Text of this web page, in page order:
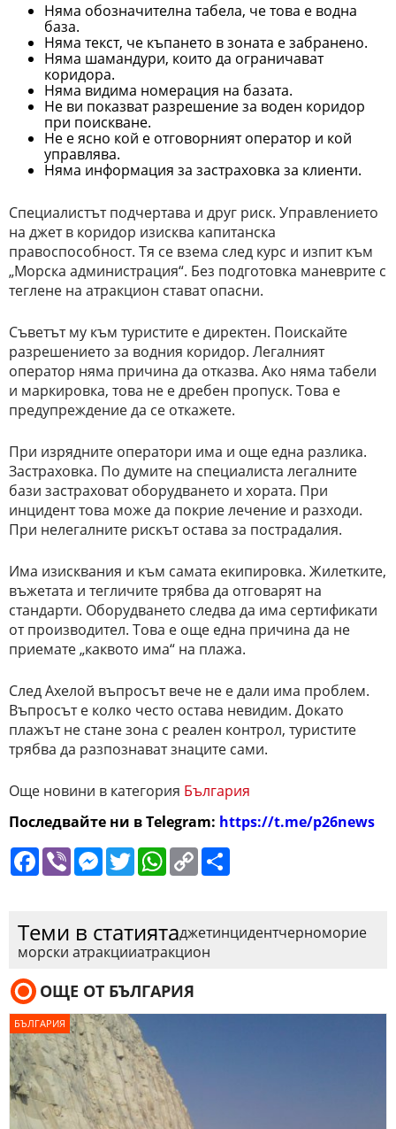
Няма обозначителна табела, че това е водна
база.
Няма текст, че къпането в зоната е забранено.
Няма шамандури, които да ограничават
коридора.
Няма видима номерация на базата.
Не ви показват разрешение за воден коридор
при поискване.
Не е ясно кой е отговорният оператор и кой
управлява.
Няма информация за застраховка за клиенти.
Специалистът подчертава и друг риск. Управлението
на джет в коридор изисква капитанска
правоспособност. Тя се взема след курс и изпит към
„Морска администрация“. Без подготовка маневрите с
теглене на атракцион стават опасни.
Съветът му към туристите е директен. Поискайте
разрешението за водния коридор. Легалният
оператор няма причина да отказва. Ако няма табели
и маркировка, това не е дребен пропуск. Това е
предупреждение да се откажете.
При изрядните оператори има и още една разлика.
Застраховка. По думите на специалиста легалните
бази застраховат оборудването и хората. При
инцидент това може да покрие лечение и разходи.
При нелегалните рискът остава за пострадалия.
Има изисквания и към самата екипировка. Жилетките,
въжетата и тегличите трябва да отговарят на
стандарти. Оборудването следва да има сертификати
от производител. Това е още една причина да не
приемате „каквото има“ на плажа.
След Ахелой въпросът вече не е дали има проблем.
Въпросът е колко често остава невидим. Докато
плажът не стане зона с реален контрол, туристите
трябва да разпознават знаците сами.
Още новини в категория България
Последвайте ни в Telegram: https://t.me/p26news
Facebook
ViberMessenger
TwitterWhatsApp
Copy
Link
Теми в статиятаджетинцидентчерноморие
морски атракцииатракцион
ОЩЕ ОТ БЪЛГАРИЯ
БЪЛГАРИЯ